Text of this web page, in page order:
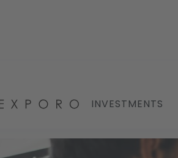
INVESTMENTS
ETFs als Altersvorsorge